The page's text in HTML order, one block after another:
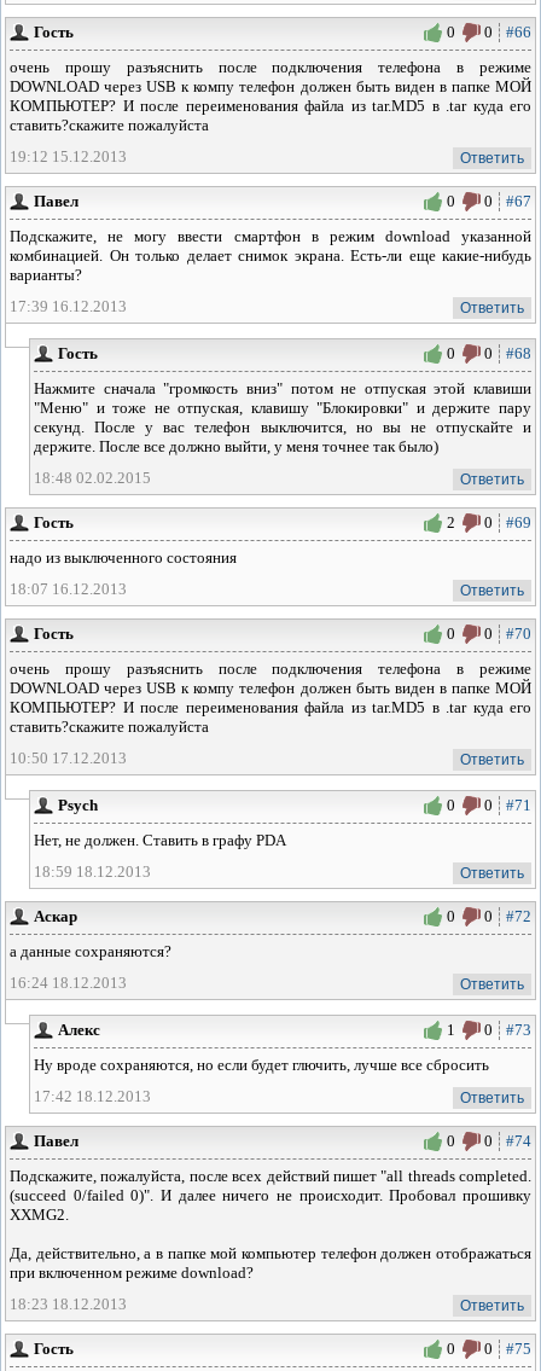
Гость #66
0
0
очень прошу разъяснить после подключения телефона в режиме
DOWNLOAD через USB к компу телефон должен быть виден в папке МОЙ
КОМПЬЮТЕР? И после переименования файла из tar.MD5 в .tar куда его
ставить?скажите пожалуйста
19:12 15.12.2013
Ответить
Павел #67
0
0
Подскажите, не могу ввести смартфон в режим download указанной
комбинацией. Он только делает снимок экрана. Есть-ли еще какие-нибудь
варианты?
17:39 16.12.2013
Ответить
Гость #68
0
0
Нажмите сначала "громкость вниз" потом не отпуская этой клавиши
"Меню" и тоже не отпуская, клавишу "Блокировки" и держите пару
секунд. После у вас телефон выключится, но вы не отпускайте и
держите. После все должно выйти, у меня точнее так было)
18:48 02.02.2015
Ответить
Гость #69
0
2
надо из выключенного состояния
18:07 16.12.2013
Ответить
Гость #70
0
0
очень прошу разъяснить после подключения телефона в режиме
DOWNLOAD через USB к компу телефон должен быть виден в папке МОЙ
КОМПЬЮТЕР? И после переименования файла из tar.MD5 в .tar куда его
ставить?скажите пожалуйста
10:50 17.12.2013
Ответить
Psych #71
0
0
Нет, не должен. Ставить в графу PDA
18:59 18.12.2013
Ответить
Аскар #72
0
0
а данные сохраняются?
16:24 18.12.2013
Ответить
Алекс #73
0
1
Ну вроде сохраняются, но если будет глючить, лучше все сбросить
17:42 18.12.2013
Ответить
Павел #74
0
0
Подскажите, пожалуйста, после всех действий пишет "all threads completed.
(succeed 0/failed 0)". И далее ничего не происходит. Пробовал прошивку
XXMG2.
Да, действительно, а в папке мой компьютер телефон должен отображаться
при включенном режиме download?
18:23 18.12.2013
Ответить
Гость #75
0
0